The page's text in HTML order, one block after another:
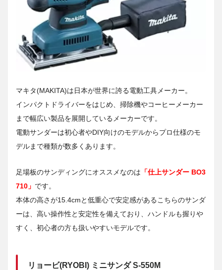
マキタ(MAKITA)は日本が世界に誇る電動工具メーカー。
インパクトドライバーをはじめ、掃除機やコーヒーメーカー
まで幅広い製品を展開しているメーカーです。
電動サンダーは初心者やDIY向けのモデルからプロ仕様のモ
デルまで種類が数多くあります。
足場板のサンディングにオススメなのは 「仕上サンダー BO3
710」 です。
本体の高さが15.4cmと低重心で安定感があるこちらのサンダ
ーは、高い操作性と安定性を備えており、ハンドルも握りや
すく、初心者の方も扱いやすいモデルです。
リョービ(RYOBI) ミニサンダ S-550M